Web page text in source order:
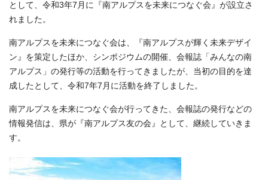
として、令和3年7月に『南アルプスを未来につなぐ会』が設立さ
れました。
南アルプスを未来につなぐ会は、『南アルプスが輝く未来デザイ
ン』を策定したほか、シンポジウムの開催、会報誌「みんなの南
アルプス」の発行等の活動を行ってきましたが、当初の目的を達
成したとして、令和7年7月に活動を終了しました。
南アルプスを未来につなぐ会が行ってきた、会報誌の発行などの
情報発信は、県が『南アルプス友の会』として、継続していきま
す。